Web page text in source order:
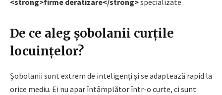
<strong>firme deratizare</strong>specializate.
De ce aleg șobolanii curțile
locuințelor?
Șobolanii sunt extrem de inteligenți și se adaptează rapid la
orice mediu. Ei nu apar întâmplător într-o curte, ci sunt